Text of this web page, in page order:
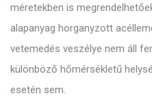
méretekben is
alapanyag horganyzott
vetemedés veszélye nem áll
különböző hőmérsékletű
esetén sem.